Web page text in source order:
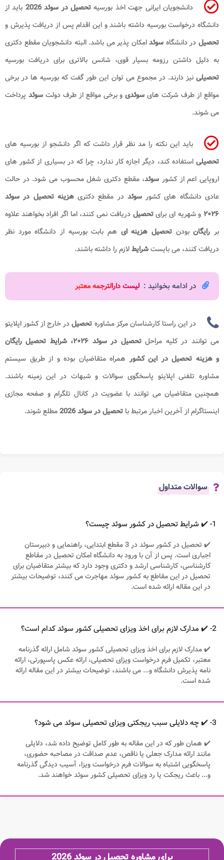
دانشجویان ایرانی جهت اخذ بورسیه تحصیل در سوئد 2026
باید از
دانشگاه درخواست بورسیه داشته باشند و این اقدام پس از دریافت پذیرش و
تحصیلدر دانشگاه سوئدامکان پذیر می باشد. البته دانشجویان مقطع دکتری
به دلیل داشتن رزومه بسیار قوی، شانس بالاتری برای دریافت بورسیه
تحصیلی نیز دارند. در مجموع می توان این طور گفت که بورسیه ها در برخی
مواقع از طرف شرکت های سوئدی و برخی مواقع از طرف دولتسوئد پرداخت
می شوند.
باید این نکته را مد نظر قرار داشت که اگر دانشجو از بورسیه های
تحصیلی استفاده کند، دیگر اجازه کار ندارد، چرا که در بسیاری از کشور های
اروپایی اعم از کشور سوئد، مقطع دکتری شغل محسوب می شود. در حالت
عادی دانشگاه های کشورسوئددر مقطع دکتریهزینه تحصیل در سوئد
۲۰۲۶ و شهریه ای برایتحصیل دریافت نمی کنند، اما اگر افراد بخواهند علاوه
بررایگانبودن تحصیل هزینه ای هم بابت بورسیه از دانشگاه مورد نظر
دریافت کنند، می بایستشرایطلازم را داشته باشند.
در ادامه بخوانید : لیست دارالترجمه معتبر
در این راستا کارشناسان مرکز مشاوره تحصیلدر خارج از کشور اپلایتو
می توانند در کلیه مراحل
تحصیل در سوئد ۲۰۲۶، شرایط تحصیل رایگان
و هزینه تحصیل در این کشور همراه متقاضیان بوده و از طریق سیستم
مشاوره تلفنی اپلایتو پاسخگوی سوالات و شبهات در این زمینه باشند.
همچنین متقاضیان می توانند با عضویت در کانال تلگرام و صفحه مجازی
اینستاگرام از آخرین اخبار مرتبط با تحصیل در سوئد 2026 مطلع شوند.
سوالات متداول
1- ✔️ شرایط تحصیل در کشور سوئد چیست؟
✔️ تحصیل در کشور سوئد در 3 مقطع ابتدایی، راهنمایی و دبیرستان
اجباری است. پس از آن با ورود به دانشگاه امکان تحصیل در مقاطع
کارشناسی، کارشناسی ارشد و دکتری وجود دارد که بیشتر متقاضیان برای
تحصیل در این مقاطع به کشور سوئد مهاجرت می کنند، توضیحات بیشتر
در این مقاله ارائه شده است.
2- ✔️ مدارک لازم برای اخذ ویزای تحصیلی کشور سوئد کدام است؟
✔️ مدارک لازم برای اخذ ویزای تحصیلی کشور سوئد شامل ارائه گذرنامه
معتبر، تکمیل فرم درخواست ویزای تحصیلی، ارائه عکس پاسپورتی، ارائه
نامه پذیرش دانشگاه و... می باشند، توضیحات بیشتر در این مقاله ارائه
شده است.
3- ✔️ چه دلایلی سبب ریجکتی ویزای تحصیلی سوئد می شود؟
✔️ همان طور که در این مقاله به طور کامل توضیح داده شد، دلایلی
مانند ارائه مدارک جعلی یا ناقص، عدم صداقت در مصاحبه حضوری،
پاسخگویی اشتباه به سوالات فرم درخواست ویزا، آسیب دیدگی گذرنامه
و... باعث ریجکت یا رد ویزای تحصیلی کشور سوئد خواهند شد.
برای مشاوره تحصیل در سوئد 2026